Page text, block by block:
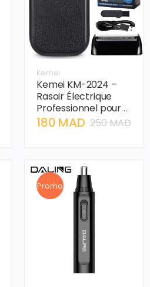
Kemei
Kemei KM-2024 –
Rasoir Électrique
Professionnel pour
Crâne Rasé et Barbe
180 MAD 250 MAD
Promo